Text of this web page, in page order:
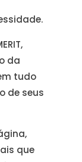
da
tudo
de seus
que